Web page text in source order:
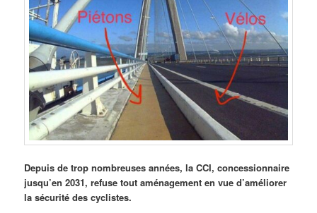
Depuis de trop nombreuses années, la CCI, concessionnaire
jusqu’en 2031, refuse tout aménagement en vue d’améliorer
la sécurité des cyclistes.